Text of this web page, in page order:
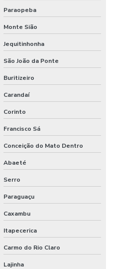
Paraopeba
Monte Sião
Jequitinhonha
São João da Ponte
Buritizeiro
Carandaí
Corinto
Francisco Sá
Conceição do Mato Dentro
Abaeté
Serro
Paraguaçu
Caxambu
Itapecerica
Carmo do Rio Claro
Lajinha